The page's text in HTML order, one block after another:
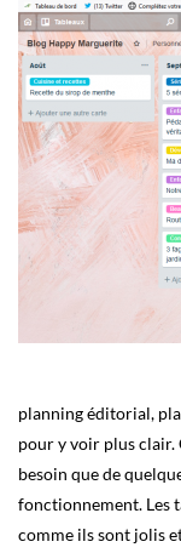
planning éditorial,
pour y voir plus clair.
besoin que de
fonctionnement. Les
comme ils sont jolis